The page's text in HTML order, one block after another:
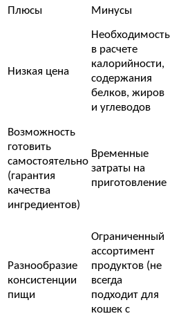
Плюсы Минусы
Низкая цена
Необходимость
в расчете
калорийности,
содержания
белков, жиров
и углеводов
Возможность
готовить
самостоятельно
(гарантия
качества
ингредиентов)
Временные
затраты на
приготовление
Разнообразие
консистенции
пищи
Ограниченный
ассортимент
продуктов (не
всегда
подходит для
кошек с